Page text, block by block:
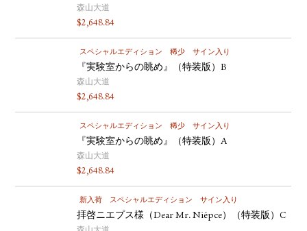
森山大道
$2,648.84
スペシャルエディション 稀少 サイン入り
『実験室からの眺め』（特装版）B
森山大道
$2,648.84
スペシャルエディション 稀少 サイン入り
『実験室からの眺め』（特装版）A
森山大道
$2,648.84
新入荷 スペシャルエディション サイン入り
拝啓ニエプス様（Dear Mr. Niépce）（特装版）C